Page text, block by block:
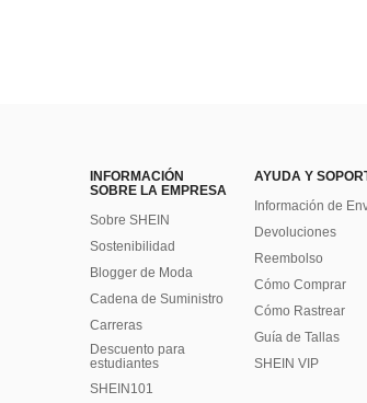
INFORMACIÓN
SOBRE LA EMPRESA
Sobre SHEIN
Sostenibilidad
Blogger de Moda
Cadena de Suministro
Carreras
Descuento para
estudiantes
SHEIN101
AYUDA Y
Información de
Devoluciones
Reembolso
Cómo Comprar
Cómo Rastrear
Guía de Tallas
SHEIN VIP